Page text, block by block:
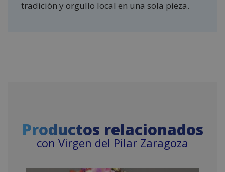
tradición y orgullo local en una sola pieza.
Productos relacionados
con Virgen del Pilar Zaragoza